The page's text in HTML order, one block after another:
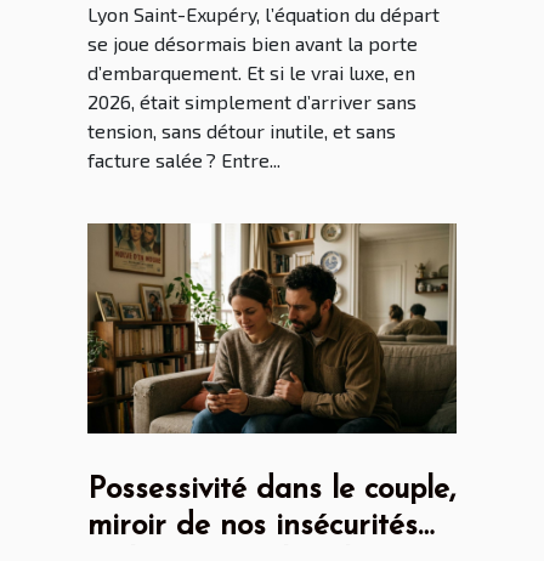
Lyon Saint-Exupéry, l’équation du départ
se joue désormais bien avant la porte
d’embarquement. Et si le vrai luxe, en
2026, était simplement d’arriver sans
tension, sans détour inutile, et sans
facture salée ? Entre...
Possessivité dans le couple,
miroir de nos insécurités